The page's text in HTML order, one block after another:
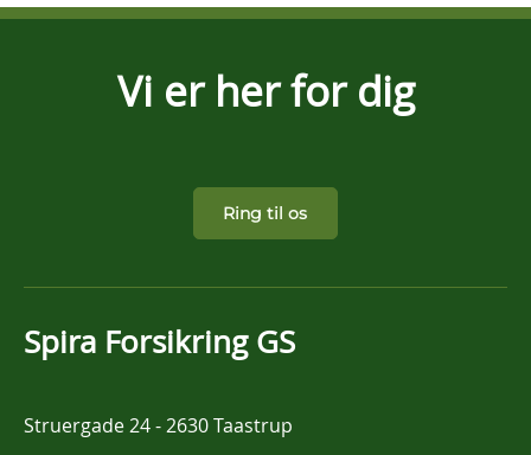
Vi er her for dig
Ring til os
Spira Forsikring GS
Struergade 24-2630 Taastrup